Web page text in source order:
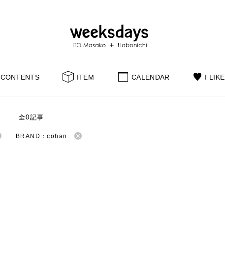
CONTENTS ITEM CALENDAR I LIKE
全0記事
BRAND：cohan